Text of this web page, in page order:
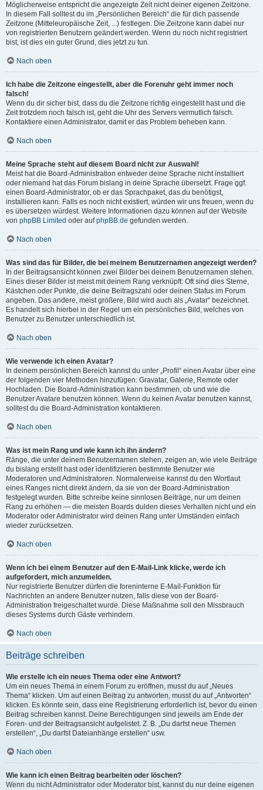
Möglicherweise entspricht die angezeigte Zeit nicht deiner eigenen Zeitzone.
In diesem Fall solltest du im „Persönlichen Bereich“ die für dich passende
Zeitzone (Mitteleuropäische Zeit, ...) festlegen. Die Zeitzone kann dabei nur
von registrierten Benutzern geändert werden. Wenn du noch nicht registriert
bist, ist dies ein guter Grund, dies jetzt zu tun.
Nach oben
Ich habe die Zeitzone eingestellt, aber die Forenuhr geht immer noch
falsch!
Wenn du dir sicher bist, dass du die Zeitzone richtig eingestellt hast und die
Zeit trotzdem noch falsch ist, geht die Uhr des Servers vermutlich falsch.
Kontaktiere einen Administrator, damit er das Problem beheben kann.
Nach oben
Meine Sprache steht auf diesem Board nicht zur Auswahl!
Meist hat die Board-Administration entweder deine Sprache nicht installiert
oder niemand hat das Forum bislang in deine Sprache übersetzt. Frage ggf.
einen Board-Administrator, ob er das Sprachpaket, das du benötigst,
installieren kann. Falls es noch nicht existiert, würden wir uns freuen, wenn du
es übersetzen würdest. Weitere Informationen dazu können auf der Website
von phpBB Limited oder aufphpBB.de gefunden werden.
Nach oben
Was sind das für Bilder, die bei meinem Benutzernamen angezeigt werden?
In der Beitragsansicht können zwei Bilder bei deinem Benutzernamen stehen.
Eines dieser Bilder ist meist mit deinem Rang verknüpft: Oft sind dies Sterne,
Kästchen oder Punkte, die deine Beitragszahl oder deinen Status im Forum
angeben. Das andere, meist größere, Bild wird auch als „Avatar“ bezeichnet.
Es handelt sich hierbei in der Regel um ein persönliches Bild, welches von
Benutzer zu Benutzer unterschiedlich ist.
Nach oben
Wie verwende ich einen Avatar?
In deinem persönlichen Bereich kannst du unter „Profil“ einen Avatar über eine
der folgenden vier Methoden hinzufügen: Gravatar, Galerie, Remote oder
Hochladen. Die Board-Administration kann bestimmen, ob und wie die
Benutzer Avatare benutzen können. Wenn du keinen Avatar benutzen kannst,
solltest du die Board-Administration kontaktieren.
Nach oben
Was ist mein Rang und wie kann ich ihn ändern?
Ränge, die unter deinem Benutzernamen stehen, zeigen an, wie viele Beiträge
du bislang erstellt hast oder identifizieren bestimmte Benutzer wie
Moderatoren und Administratoren. Normalerweise kannst du den Wortlaut
eines Ranges nicht direkt ändern, da sie von der Board-Administration
festgelegt wurden. Bitte schreibe keine sinnlosen Beiträge, nur um deinen
Rang zu erhöhen — die meisten Boards dulden dieses Verhalten nicht und ein
Moderator oder Administrator wird deinen Rang unter Umständen einfach
wieder zurücksetzen.
Nach oben
Wenn ich bei einem Benutzer auf den E-Mail-Link klicke, werde ich
aufgefordert, mich anzumelden.
Nur registrierte Benutzer dürfen die foreninterne E-Mail-Funktion für
Nachrichten an andere Benutzer nutzen, falls diese von der Board-
Administration freigeschaltet wurde. Diese Maßnahme soll den Missbrauch
dieses Systems durch Gäste verhindern.
Nach oben
Beiträge schreiben
Wie erstelle ich ein neues Thema oder eine Antwort?
Um ein neues Thema in einem Forum zu eröffnen, musst du auf „Neues
Thema“ klicken. Um auf einen Beitrag zu antworten, musst du auf „Antworten“
klicken. Es könnte sein, dass eine Registrierung erforderlich ist, bevor du einen
Beitrag schreiben kannst. Deine Berechtigungen sind jeweils am Ende der
Foren- und der Beitragsansicht aufgelistet. Z. B. „Du darfst neue Themen
erstellen“, „Du darfst Dateianhänge erstellen“ usw.
Nach oben
Wie kann ich einen Beitrag bearbeiten oder löschen?
Wenn du nicht Administrator oder Moderator bist, kannst du nur deine eigenen